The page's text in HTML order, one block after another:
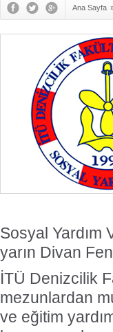
Ana Sayfa
Sosyal Yardım
yarın Divan
İTÜ Denizcilik
mezunlardan
ve eğitim